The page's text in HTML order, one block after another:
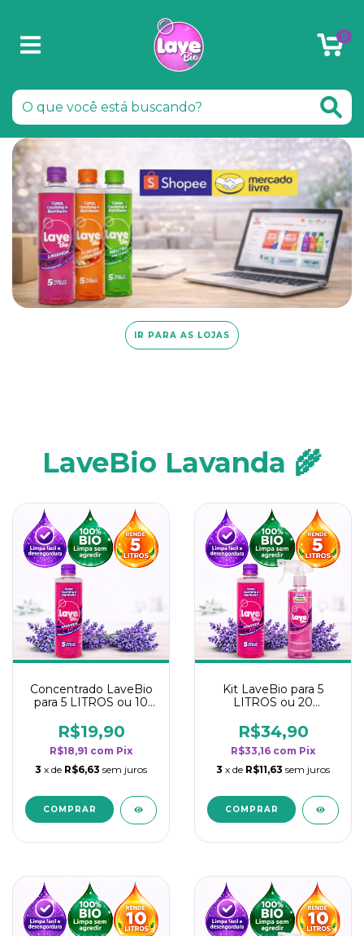
0
IR PARA AS LOJAS
LaveBio Lavanda 🌾
Concentrado LaveBio
para 5 LITROS ou 10
rendimento da
categoria - Lavanda
R$19,90
R$18,91 com Pix
3 x de R$6,63 sem juros
Kit LaveBio para 5
LITROS ou 20
rendimento da
categoria - Lavanda
R$34,90
R$33,16 com Pix
3 x de R$11,63 sem juros